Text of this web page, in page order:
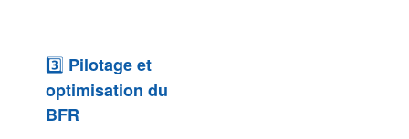
3️⃣ Pilotage et
optimisation du
BFR